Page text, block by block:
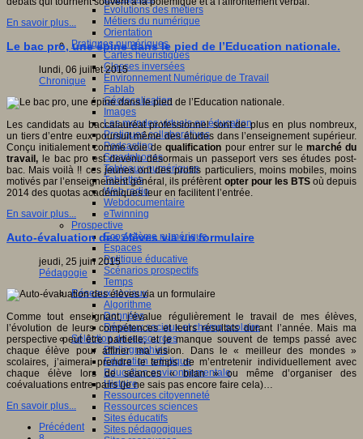
Evolutions des métiers
Métiers du numérique
Orientation
Pratiques numériques
Cartes heuristiques
Classes inversées
Environnement Numérique de Travail
Fablab
Géolocalisation
Images
Les mondes virtuels en éducation
Pratiques collaboratives
Podcasting
Smartphones
Tableaux numériques
Tablettes
Web radio
Webdocumentaire
eTwinning
Prospective
Ecosystème numérique
Espaces
Politique éducative
Scénarios prospectifs
Temps
Réseaux sociaux
Algorithme
Données
Réseaux sociaux et champ scolaire
Sélection de ressources
Bibliographies
Education artistique
Education environnementale
Histoire
Ressources citoyenneté
Ressources sciences
Sites éducatifs
Sites pédagogiques
En savoir plus...
Le bac pro, une épine dans le pied de l’Education nationale.
lundi, 06 juillet 2015
Chronique
Les candidats au baccalauréat professionnel sont de plus en plus nombreux,
un tiers d’entre eux poursuit même des études dans l’enseignement supérieur.
Conçu initialement comme voie dequalification pour entrer sur le marché du
travail, le bac pro est devenu désormais un passeport vers ses études post-
bac. Mais voilà !! ces jeunes ont des profils particuliers, moins mobiles, moins
motivés par l’enseignement général, ils préfèrent opter pour les BTSoù depuis
2014 des quotas académiques leur en facilitent l’entrée.
En savoir plus...
Auto-évaluation des élèves via un formulaire
jeudi, 25 juin 2015
Pédagogie
Comme tout enseignant, j’évalue régulièrement le travail de mes élèves,
l’évolution de leurs compétences et leurs résultats durant l’année. Mais ma
perspective peut être partielle, et je manque souvent de temps passé avec
chaque élève pour affiner ma vision. Dans le « meilleur des mondes »
scolaires, j’aimerai prendre le temps de m’entretenir individuellement avec
chaque élève lors de séances « bilan » ou même d’organiser des
coévaluations entre pairs (je ne sais pas encore faire cela)…
En savoir plus...
Précédent